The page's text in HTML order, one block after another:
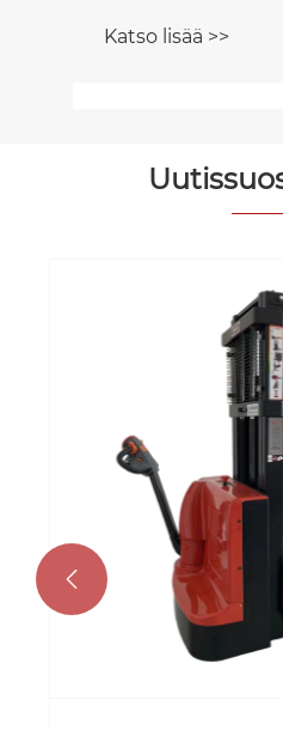
Katso lisää >>
